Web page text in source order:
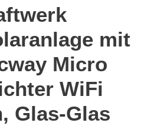
mit
Micro
WiFi
Glas-Glas